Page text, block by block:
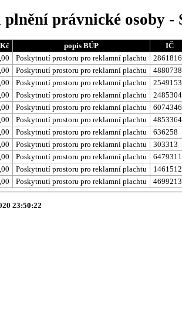
právnické osoby -
popis BÚP
IČ
Poskytnutí prostoru pro reklamní plachtu
Poskytnutí prostoru pro reklamní plachtu
Poskytnutí prostoru pro reklamní plachtu
Poskytnutí prostoru pro reklamní plachtu
Poskytnutí prostoru pro reklamní plachtu
Poskytnutí prostoru pro reklamní plachtu
Poskytnutí prostoru pro reklamní plachtu
636258
Poskytnutí prostoru pro reklamní plachtu
303313
Poskytnutí prostoru pro reklamní plachtu
Poskytnutí prostoru pro reklamní plachtu
Poskytnutí prostoru pro reklamní plachtu
23:50:22